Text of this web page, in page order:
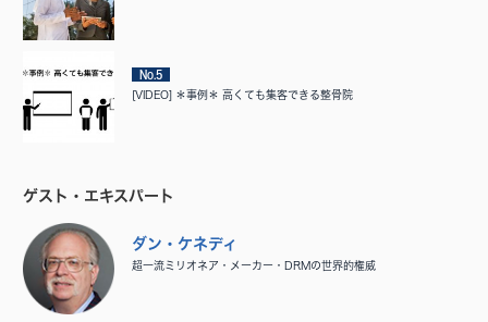
No.5
[VIDEO] ＊事例＊ 高くても集客できる整骨院
ゲスト・エキスパート
ダン・ケネディ
超一流ミリオネア・メーカー・DRMの世界的権威